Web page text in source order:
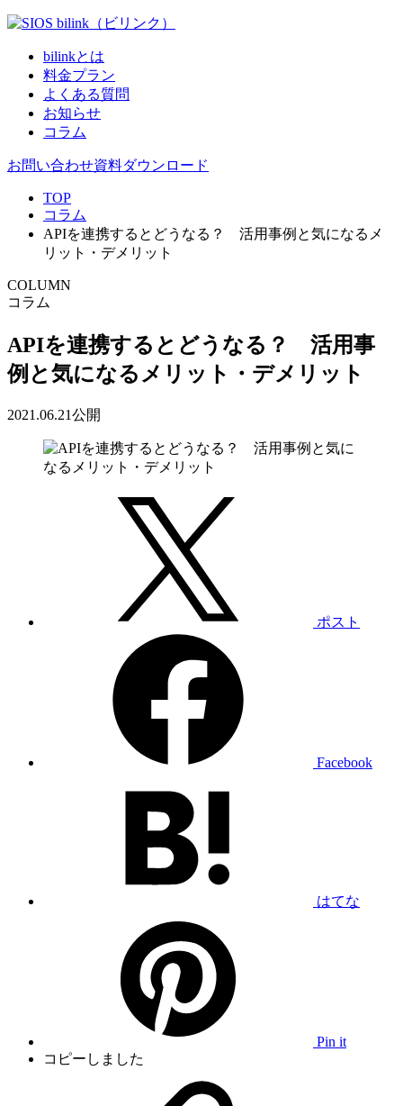
bilinkとは
料金プラン
よくある質問
お知らせ
コラム
お問い合わせ資料ダウンロード
TOP
コラム
APIを連携するとどうなる？ 活用事例と気になるメ
リット・デメリット
COLUMN
コラム
APIを連携するとどうなる？ 活用事
例と気になるメリット・デメリット
2021.06.21公開
ポスト
Facebook
はてな
Pin it
コピーしました